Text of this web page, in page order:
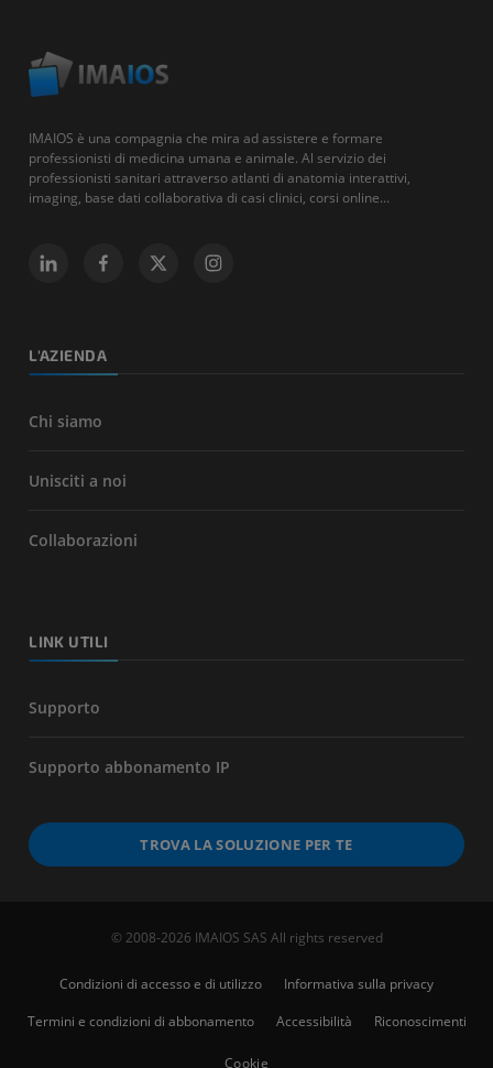
IMAIOS è una compagnia che mira ad assistere e formare
professionisti di medicina umana e animale. Al servizio dei
professionisti sanitari attraverso atlanti di anatomia interattivi,
imaging, base dati collaborativa di casi clinici, corsi online...
L'AZIENDA
Chi siamo
Unisciti a noi
Collaborazioni
LINK UTILI
Supporto
Supporto abbonamento IP
TROVA LA SOLUZIONE PER TE
© 2008-2026 IMAIOS SAS All rights reserved
Condizioni di accesso e di utilizzo
Informativa sulla privacy
Termini e condizioni di abbonamento
Accessibilità Riconoscimenti
Cookie